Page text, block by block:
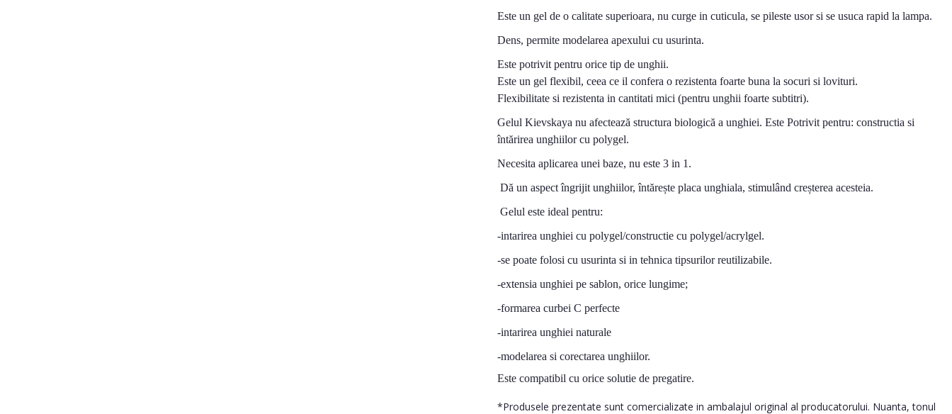
Este un gel de o calitate superioara, nu curge in cuticula, se pileste usor si se usuca rapid la lampa.
Dens, permite modelarea apexului cu usurinta.
Este potrivit pentru orice tip de unghii.
Este un gel flexibil, ceea ce il confera o rezistenta foarte buna la socuri si lovituri.
Flexibilitate si rezistenta in cantitati mici (pentru unghii foarte subtitri).
Gelul Kievskaya nu afectează structura biologică a unghiei. Este Potrivit pentru: constructia si
întărirea unghiilor cu polygel.
Necesita aplicarea unei baze, nu este 3 in 1.
Dă un aspect îngrijit unghiilor, întărește placa unghiala, stimulând creșterea acesteia.
Gelul este ideal pentru:
-intarirea unghiei cu polygel/constructie cu polygel/acrylgel.
-se poate folosi cu usurinta si in tehnica tipsurilor reutilizabile.
-extensia unghiei pe sablon, orice lungime;
-formarea curbei C perfecte
-intarirea unghiei naturale
-modelarea si corectarea unghiilor.
Este compatibil cu orice solutie de pregatire.
*Produsele prezentate sunt comercializate in ambalajul original al producatorului. Nuanta, tonul